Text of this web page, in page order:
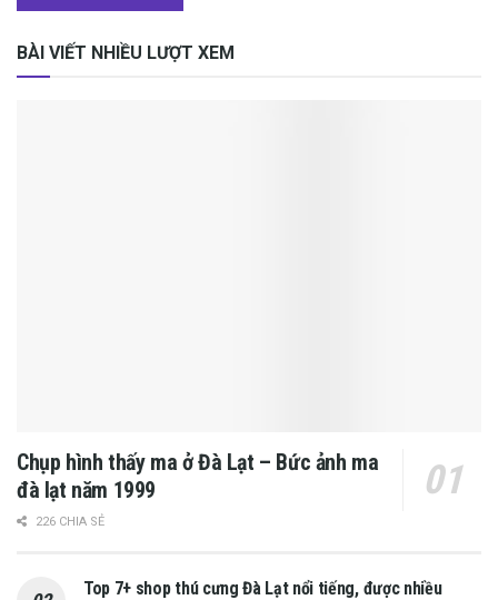
BÀI VIẾT NHIỀU LƯỢT XEM
Chụp hình thấy ma ở Đà Lạt – Bức ảnh ma
đà lạt năm 1999
226 CHIA SẺ
Top 7+ shop thú cưng Đà Lạt nổi tiếng, được nhiều